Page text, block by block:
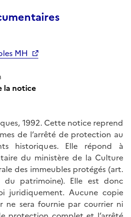
MH
la notice
1992. Cette notice reprend
de l’arrêté de protection au
historiques. Elle répond à
du ministère de la Culture
des immeubles protégés (art.
du patrimoine). Elle est donc
juridiquement. Aucune copie
ne sera fournie par courrier ni